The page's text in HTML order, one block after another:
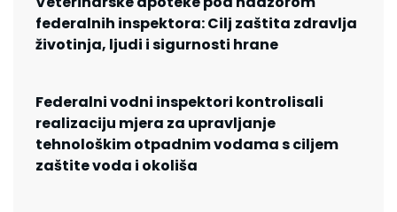
federalnih inspektora: Cilj zaštita zdravlja
životinja, ljudi i sigurnosti hrane
Federalni vodni inspektori kontrolisali
realizaciju mjera za upravljanje
tehnološkim otpadnim vodama s ciljem
zaštite voda i okoliša